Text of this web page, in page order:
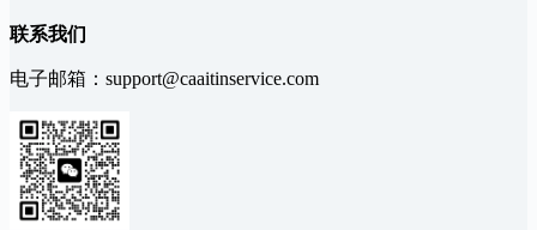
联系我们
电子邮箱： support@caaitinservice.com